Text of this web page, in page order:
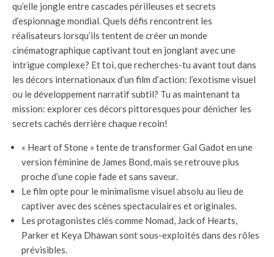
qu’elle jongle entre cascades périlleuses et secrets
d’espionnage mondial. Quels défis rencontrent les
réalisateurs lorsqu’ils tentent de créer un monde
cinématographique captivant tout en jonglant avec une
intrigue complexe? Et toi, que recherches-tu avant tout dans
les décors internationaux d’un film d’action: l’exotisme visuel
ou le développement narratif subtil? Tu as maintenant ta
mission: explorer ces décors pittoresques pour dénicher les
secrets cachés derrière chaque recoin!
« Heart of Stone » tente de transformer Gal Gadot en une
version féminine de James Bond, mais se retrouve plus
proche d’une copie fade et sans saveur.
Le film opte pour le minimalisme visuel absolu au lieu de
captiver avec des scènes spectaculaires et originales.
Les protagonistes clés comme Nomad, Jack of Hearts,
Parker et Keya Dhawan sont sous-exploités dans des rôles
prévisibles.